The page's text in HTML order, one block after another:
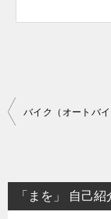
投
ビ
ゲ
「まを」 自己紹